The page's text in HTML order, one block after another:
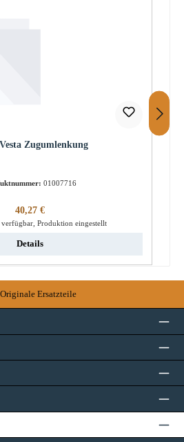
Zugumlenkung
01007716
Regulärer Preis:
40,27 €
Produktion eingestellt
Details
Originale Ersatzteile